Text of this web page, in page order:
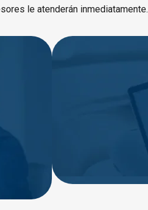
le atenderán inmediatamente.